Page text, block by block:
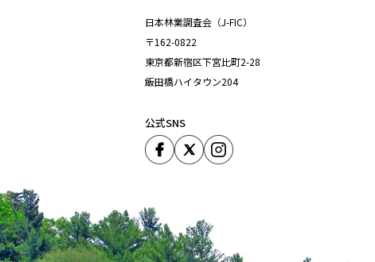
日本林業調査会（J-FIC）
〒162-0822
東京都新宿区下宮比町2-28
飯田橋ハイタウン204
公式SNS